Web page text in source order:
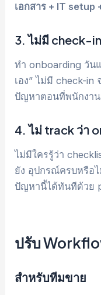
เอกสาร + IT
3. ไม่มี check-
ทำ onboarding วัน
เอง” ไม่มี check-in
ปัญหาตอนที่พนักงา
4. ไม่ track ว่า
ไม่มีใครรู้ว่า
ยัง อุปกรณ์ครบหรือ
ปัญหานี้ได้ทันทีด้วย
ปรับ
สำหรับทีมขาย